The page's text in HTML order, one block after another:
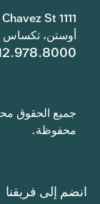
1111 East Cesar Chavez St. 1111 East Cesar Chavez St.
أوستن، تكساس 78702
محفوظة.
انضم إلى فريقنا